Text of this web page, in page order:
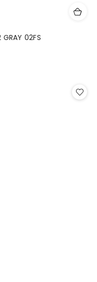
02FS